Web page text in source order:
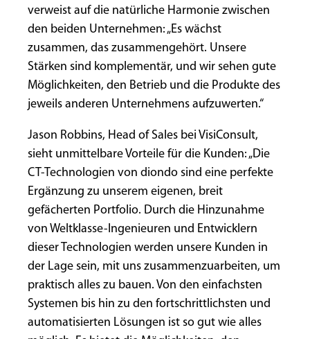
verweist auf die natürliche Harmonie zwischen
den beiden Unternehmen: „Es wächst
zusammen, das zusammengehört. Unsere
Stärken sind komplementär, und wir sehen gute
Möglichkeiten, den Betrieb und die Produkte des
jeweils anderen Unternehmens aufzuwerten.“
Jason Robbins, Head of Sales bei VisiConsult,
sieht unmittelbare Vorteile für die Kunden: „Die
CT-Technologien von diondo sind eine perfekte
Ergänzung zu unserem eigenen, breit
gefächerten Portfolio. Durch die Hinzunahme
von Weltklasse-Ingenieuren und Entwicklern
dieser Technologien werden unsere Kunden in
der Lage sein, mit uns zusammenzuarbeiten, um
praktisch alles zu bauen. Von den einfachsten
Systemen bis hin zu den fortschrittlichsten und
automatisierten Lösungen ist so gut wie alles